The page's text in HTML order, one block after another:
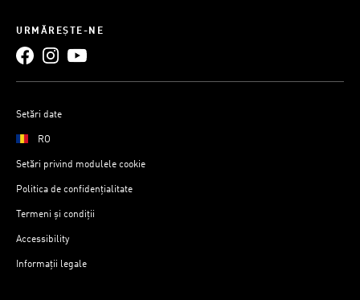
URMĂREȘTE-NE
Setări date
RO
Setări privind modulele cookie
Politica de confidențialitate
Termeni și condiții
Accessibility
Informații legale